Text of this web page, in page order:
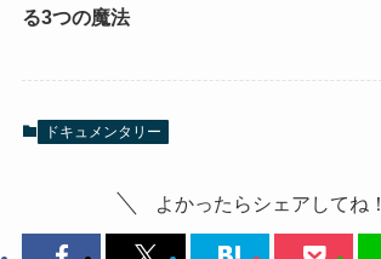
る3つの魔法
ドキュメンタリー
よかったらシェアしてね！